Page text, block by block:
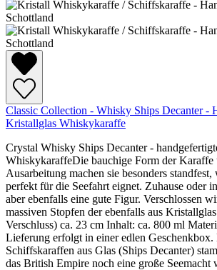
Classic Collection - Whisky Ships Decanter -
Kristallglas Whiskykaraffe
Crystal Whisky Ships Decanter -
WhiskykaraffeDie bauchige Form der Karaffe
Ausarbeitung machen sie besonders
perfekt für die Seefahrt eignet. Zuhause oder
aber ebenfalls eine gute Figur. Verschlossen
massiven Stopfen der ebenfalls aus
Verschluss) ca. 23 cm Inhalt: ca. 800 ml
Lieferung erfolgt in einer edlen Geschenkbox.
Schiffskaraffen aus Glas (Ships Decanter)
das British Empire noch eine große Seemacht